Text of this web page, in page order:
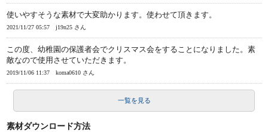
使いやすそうな素材で大変助かります。使わせて頂きます。
2021/11/27 05:57 j19n25 さん
この度、幼稚園の保護者会でクリスマス会をすることになりました。素
敵なので使用させていただきます。
2019/11/06 11:37 koma0610 さん
一覧を見る
素材ダウンロード方法